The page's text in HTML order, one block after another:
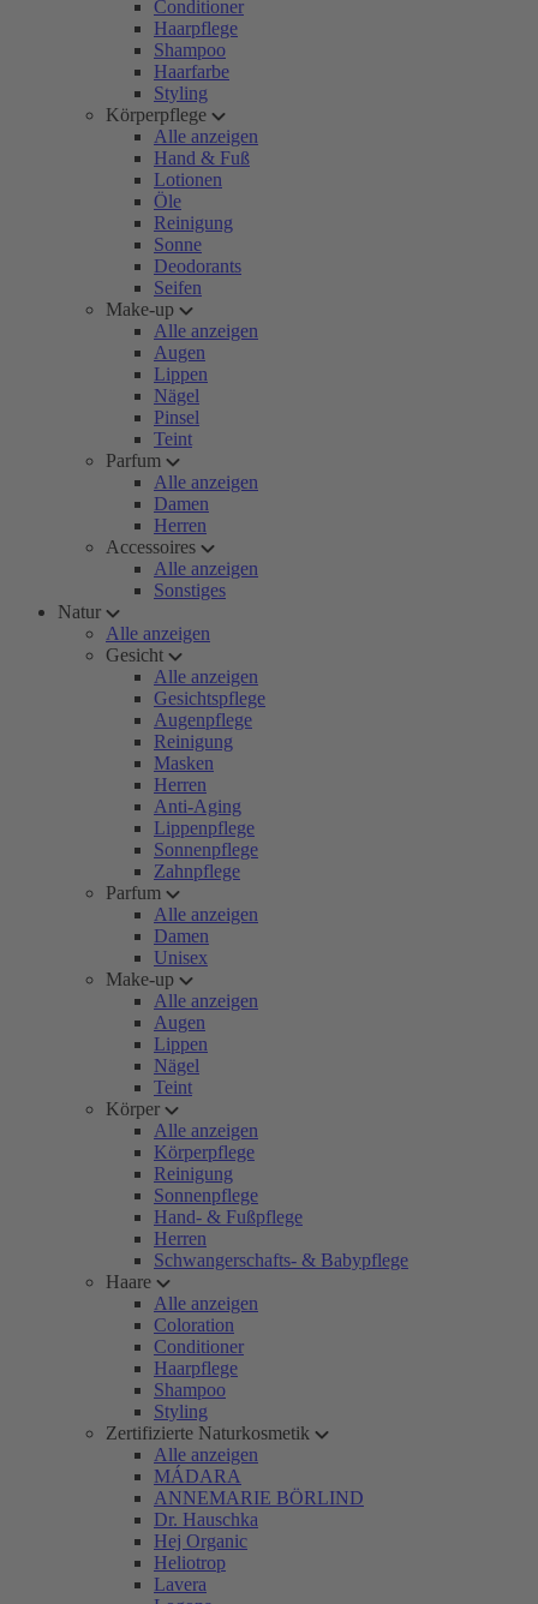
Conditioner
Haarpflege
Shampoo
Haarfarbe
Styling
Körperpflege
Alle anzeigen
Hand & Fuß
Lotionen
Öle
Reinigung
Sonne
Deodorants
Seifen
Make-up
Alle anzeigen
Augen
Lippen
Nägel
Pinsel
Teint
Parfum
Alle anzeigen
Damen
Herren
Accessoires
Alle anzeigen
Sonstiges
Natur
Alle anzeigen
Gesicht
Alle anzeigen
Gesichtspflege
Augenpflege
Reinigung
Masken
Herren
Anti-Aging
Lippenpflege
Sonnenpflege
Zahnpflege
Parfum
Alle anzeigen
Damen
Unisex
Make-up
Alle anzeigen
Augen
Lippen
Nägel
Teint
Körper
Alle anzeigen
Körperpflege
Reinigung
Sonnenpflege
Hand- & Fußpflege
Herren
Schwangerschafts- & Babypflege
Haare
Alle anzeigen
Coloration
Conditioner
Haarpflege
Shampoo
Styling
Zertifizierte Naturkosmetik
Alle anzeigen
MÁDARA
ANNEMARIE BÖRLIND
Dr. Hauschka
Hej Organic
Heliotrop
Lavera